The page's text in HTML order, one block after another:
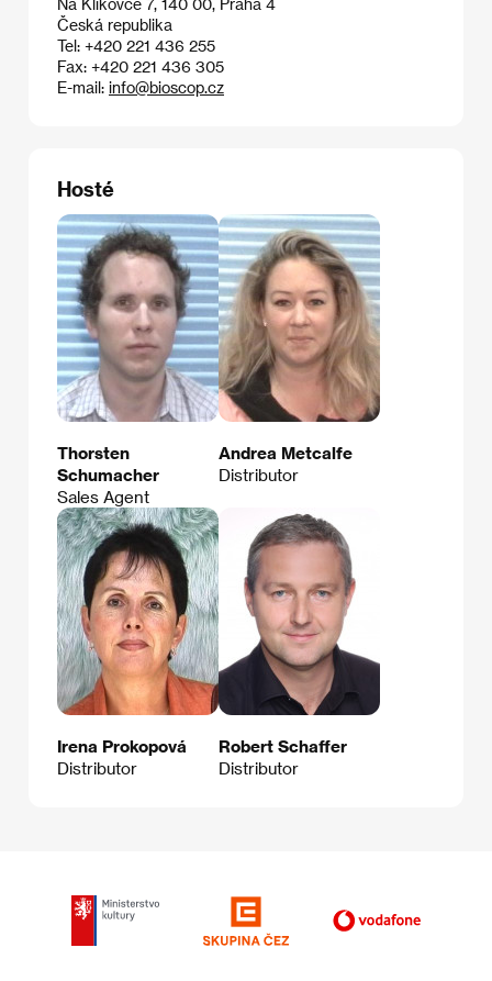
Na Klikovce 7, 140 00, Praha 4
Česká republika
Tel: +420 221 436 255
Fax: +420 221 436 305
E-mail: info@bioscop.cz
Hosté
Thorsten
Schumacher
Sales Agent
Andrea Metcalfe
Distributor
Irena Prokopová
Distributor
Robert Schaffer
Distributor